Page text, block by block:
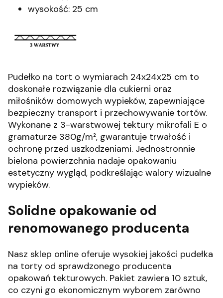
wysokość: 25 cm
Pudełko na tort o wymiarach 24x24x25 cm to
doskonałe rozwiązanie dla cukierni oraz
miłośników domowych wypieków, zapewniające
bezpieczny transport i przechowywanie tortów.
Wykonane z 3-warstwowej tektury mikrofali E o
gramaturze 380g/m², gwarantuje trwałość i
ochronę przed uszkodzeniami. Jednostronnie
bielona powierzchnia nadaje opakowaniu
estetyczny wygląd, podkreślając walory wizualne
wypieków.
Solidne opakowanie od
renomowanego producenta
Nasz sklep online oferuje wysokiej jakości pudełka
na torty od sprawdzonego producenta
opakowań tekturowych. Pakiet zawiera 10 sztuk,
co czyni go ekonomicznym wyborem zarówno